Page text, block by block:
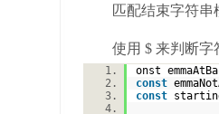
匹配结束字符串
使用 $ 来判断字
onst
const
const